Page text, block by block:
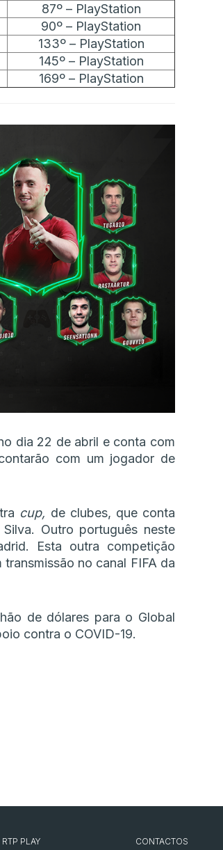
87º – PlayStation
90º – PlayStation
133º – PlayStation
145º – PlayStation
169º – PlayStation
dia 22 de abril e conta com
com um jogador de
cup, de clubes, que conta
Outro português neste
Esta outra competição
no canal FIFA da
de dólares para o Global
contra o COVID-19.
RTP PLAY CONTACTOS